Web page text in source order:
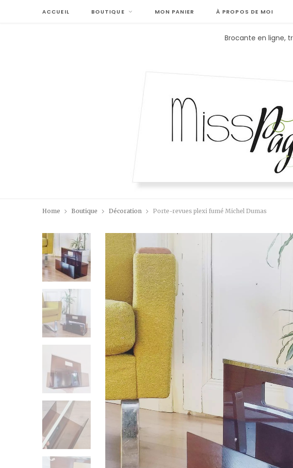
ACCUEIL BOUTIQUE MON PANIER À PROPOS DE MOI
Brocante en ligne,
Home Boutique Décoration Porte-revues plexi fumé Michel Dumas